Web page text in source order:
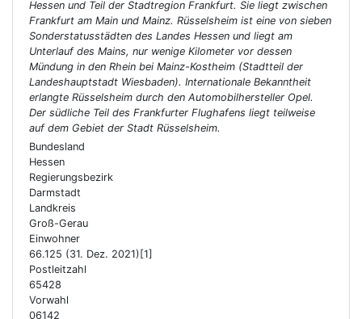
Hessen und Teil der Stadtregion Frankfurt. Sie liegt zwischen
Frankfurt am Main und Mainz. Rüsselsheim ist eine von sieben
Sonderstatusstädten des Landes Hessen und liegt am
Unterlauf des Mains, nur wenige Kilometer vor dessen
Mündung in den Rhein bei Mainz-Kostheim (Stadtteil der
Landeshauptstadt Wiesbaden). Internationale Bekanntheit
erlangte Rüsselsheim durch den Automobilhersteller Opel.
Der südliche Teil des Frankfurter Flughafens liegt teilweise
auf dem Gebiet der Stadt Rüsselsheim.
Bundesland
Hessen
Regierungsbezirk
Darmstadt
Landkreis
Groß-Gerau
Einwohner
66.125 (31. Dez. 2021)[1]
Postleitzahl
65428
Vorwahl
06142